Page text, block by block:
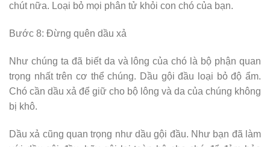
chút nữa. Loại bỏ mọi phân tử khỏi con chó của bạn.
Bước 8: Đừng quên dầu xả
Như chúng ta đã biết da và lông của chó là bộ phận quan
trọng nhất trên cơ thể chúng. Dầu gội đầu loại bỏ độ ẩm.
Chó cần dầu xả để giữ cho bộ lông và da của chúng không
bị khô.
Dầu xả cũng quan trọng như dầu gội đầu. Như bạn đã làm